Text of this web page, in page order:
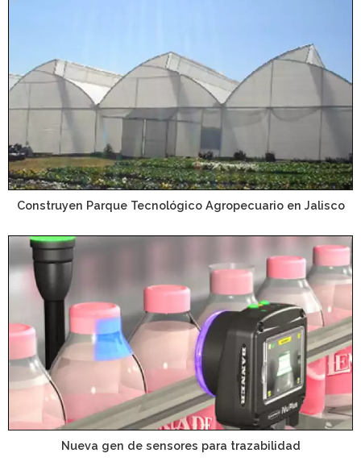
Construyen Parque Tecnológico Agropecuario en Jalisco
Nueva gen de sensores para trazabilidad